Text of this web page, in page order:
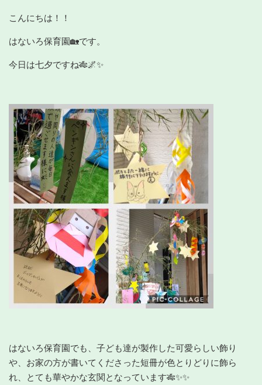
こんにちは！！
はないろ保育園🏡です。
今日は七夕ですね🎋🌌✨
はないろ保育園でも、子ども達が製作した可愛らしい飾り
や、お家の方が書いてくださった短冊が色とりどりに飾ら
れ、とても華やかな玄関となっています🎋✨✨